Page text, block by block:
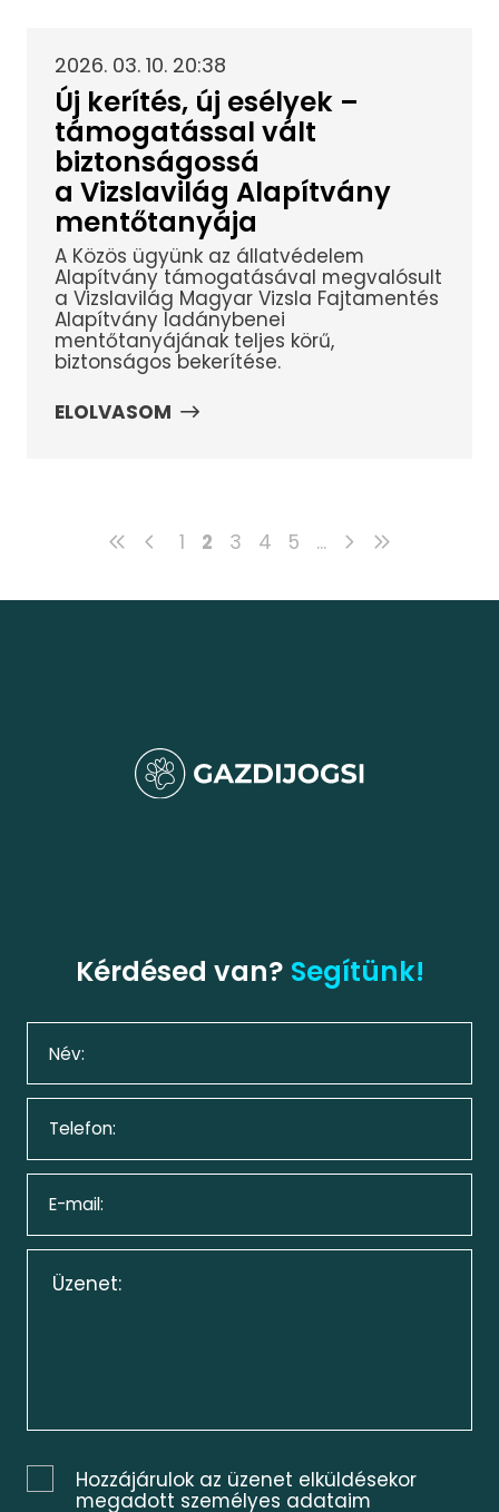
2026. 03. 10. 20:38
Új kerítés, új esélyek –
támogatással vált
biztonságossá
a Vizslavilág Alapítvány
mentőtanyája
A Közös ügyünk az állatvédelem
Alapítvány támogatásával megvalósult
a Vizslavilág Magyar Vizsla Fajtamentés
Alapítvány ladánybenei
mentőtanyájának teljes körű,
biztonságos bekerítése.
ELOLVASOM
1 2 3 4 5 ...
Kérdésed van? Segítünk!
Hozzájárulok az üzenet elküldésekor
megadott személyes adataim